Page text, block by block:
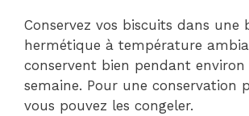
Conservez vos biscuits dans une
hermétique à température
conservent bien pendant environ
semaine. Pour une conservation
vous pouvez les congeler.